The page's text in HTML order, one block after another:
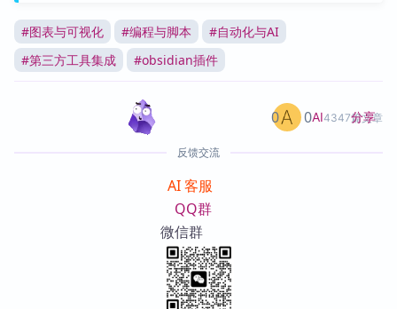
#图表与可视化 #编程与脚本 #自动化与AI
#第三方工具集成 #obsidian插件
AI4347篇文章
0 0 分享
反馈交流
AI 客服
QQ群
微信群